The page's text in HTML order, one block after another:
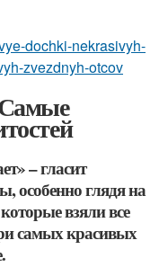
dochki-nekrasivyh-
zvezdnyh-otcov
– гласит
особенно глядя на
взяли все
самых красивых